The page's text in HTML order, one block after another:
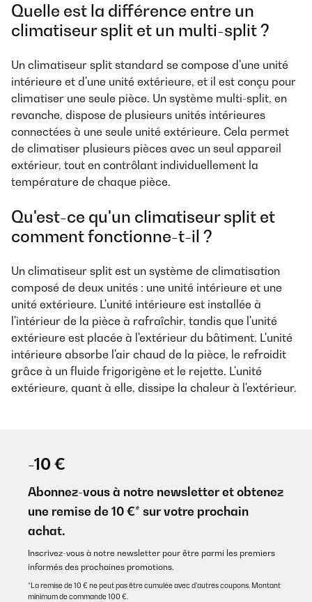
Quelle est la différence entre un
climatiseur split et un multi-split ?
Un climatiseur split standard se compose d'une unité
intérieure et d'une unité extérieure, et il est conçu pour
climatiser une seule pièce. Un système multi-split, en
revanche, dispose de plusieurs unités intérieures
connectées à une seule unité extérieure. Cela permet
de climatiser plusieurs pièces avec un seul appareil
extérieur, tout en contrôlant individuellement la
température de chaque pièce.
Qu'est-ce qu'un climatiseur split et
comment fonctionne-t-il ?
Un climatiseur split est un système de climatisation
composé de deux unités : une unité intérieure et une
unité extérieure. L'unité intérieure est installée à
l'intérieur de la pièce à rafraîchir, tandis que l'unité
extérieure est placée à l'extérieur du bâtiment. L'unité
intérieure absorbe l'air chaud de la pièce, le refroidit
grâce à un fluide frigorigène et le rejette. L'unité
extérieure, quant à elle, dissipe la chaleur à l'extérieur.
-10 €
Abonnez-vous à notre newsletter et obtenez
une remise de 10 €* sur votre prochain
achat.
Inscrivez-vous à notre newsletter pour être parmi les premiers
informés des prochaines promotions.
*La remise de 10 € ne peut pas être cumulée avec d’autres coupons. Montant
minimum de commande 100 €.